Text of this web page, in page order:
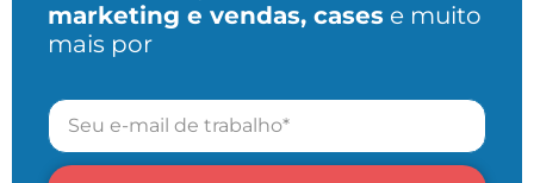
marketing e vendas, cases e muito
mais por